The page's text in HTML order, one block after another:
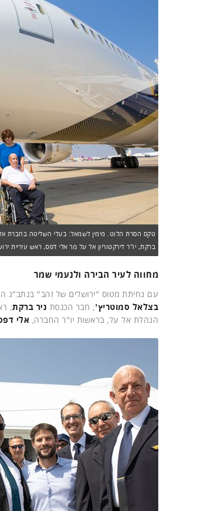
טקס הסרת הלוט. מימין לשמאל: בעלי השליטה בחברת אל
ברקת, יו"ר דירקטוריון אל על מר אלי דפס, ראש עיריית
מחווה לעיר הבירה ולנעמי שמר
עם נחיתת מטוס "ירושלים של זהב" בנתב"ג
בצלאל סמוטריץ'; חבר הכנסת ניר ברקת;
הנהלת אל על, בראשות יו"ר החברה, אלי